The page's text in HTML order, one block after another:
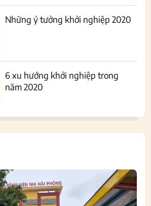
Những ý tưởng khởi nghiệp 2020
6 xu hướng khởi nghiệp trong
năm 2020